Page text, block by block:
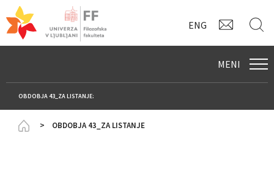
ENG
MENI
OBDOBJA 43_ZA LISTANJE:
HomepageOBDOBJA 43_ZA LISTANJE